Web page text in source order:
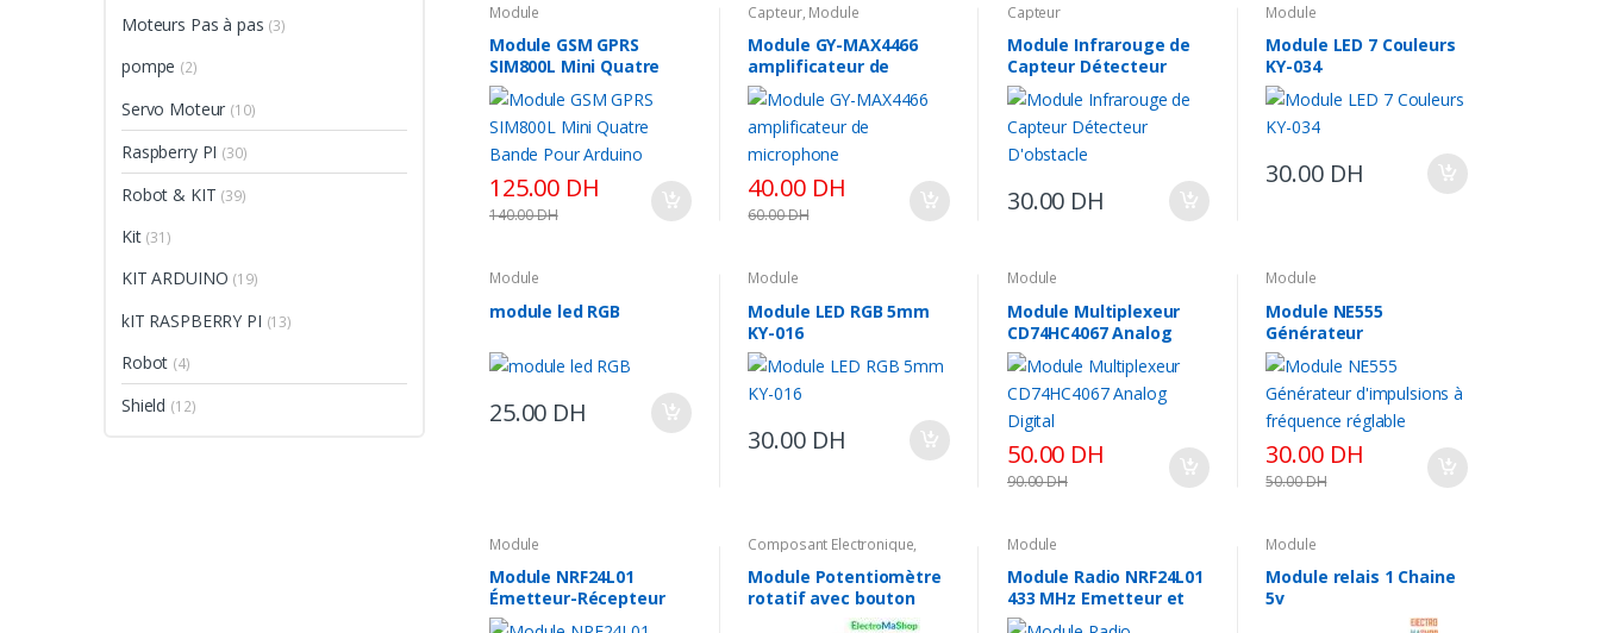
Module
Module GSM GPRS
SIM800L Mini Quatre
Bande Pour Arduino
125.00 DH
140.00DH
Capteur, Module
Module GY-MAX4466
amplificateur de
microphone
40.00 DH
60.00DH
Capteur
Module Infrarouge de
Capteur Détecteur
D’obstacle
30.00 DH
Module
Module LED 7 Couleurs
KY-034
30.00 DH
Module
module led RGB
25.00 DH
Module
Module LED RGB 5mm
KY-016
30.00 DH
Module
Module Multiplexeur
CD74HC4067 Analog
Digital
50.00 DH
90.00DH
Module
Module NE555
Générateur
d’impulsions à
fréquence réglable
30.00 DH
50.00DH
Module
Module NRF24L01
Émetteur-Récepteur
2.4Ghz + Antenne
Composant Electronique,
Module Potentiomètre
Module Potentiomètre
rotatif avec bouton
Module
Module Radio NRF24L01
433 MHz Emetteur et
Récepteur
Module
Module relais 1 Chaine
5v
Moteurs Pas à pas (3)
pompe (2)
Servo Moteur (10)
Raspberry PI (30)
Robot & KIT (39)
Kit (31)
KIT ARDUINO (19)
kIT RASPBERRY PI (13)
Robot (4)
Shield (12)